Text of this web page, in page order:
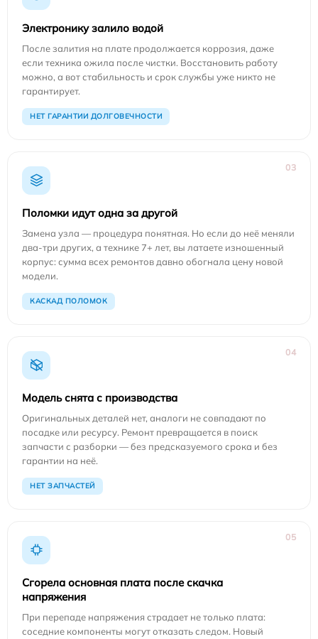
Электронику залило водой
После залития на плате продолжается коррозия, даже
если техника ожила после чистки. Восстановить работу
можно, а вот стабильность и срок службы уже никто не
гарантирует.
НЕТ ГАРАНТИИ ДОЛГОВЕЧНОСТИ
03
Поломки идут одна за другой
Замена узла — процедура понятная. Но если до неё меняли
два-три других, а технике 7+ лет, вы латаете изношенный
корпус: сумма всех ремонтов давно обогнала цену новой
модели.
КАСКАД ПОЛОМОК
04
Модель снята с производства
Оригинальных деталей нет, аналоги не совпадают по
посадке или ресурсу. Ремонт превращается в поиск
запчасти с разборки — без предсказуемого срока и без
гарантии на неё.
НЕТ ЗАПЧАСТЕЙ
05
Сгорела основная плата после скачка
напряжения
При перепаде напряжения страдает не только плата:
соседние компоненты могут отказать следом. Новый